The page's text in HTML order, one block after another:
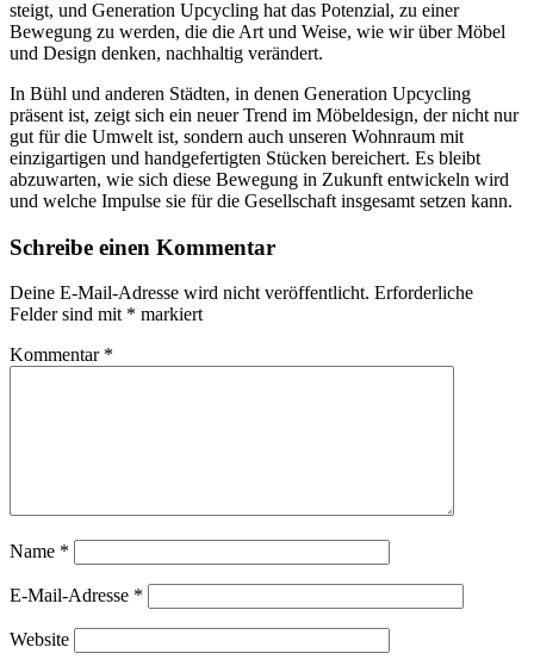
steigt, und Generation Upcycling hat das Potenzial, zu einer
Bewegung zu werden, die die Art und Weise, wie wir über Möbel
und Design denken, nachhaltig verändert.
In Bühl und anderen Städten, in denen Generation Upcycling
präsent ist, zeigt sich ein neuer Trend im Möbeldesign, der nicht nur
gut für die Umwelt ist, sondern auch unseren Wohnraum mit
einzigartigen und handgefertigten Stücken bereichert. Es bleibt
abzuwarten, wie sich diese Bewegung in Zukunft entwickeln wird
und welche Impulse sie für die Gesellschaft insgesamt setzen kann.
Schreibe einen Kommentar
Deine E-Mail-Adresse wird nicht veröffentlicht. Erforderliche
Felder sind mit * markiert
Kommentar *
Name *
E-Mail-Adresse *
Website